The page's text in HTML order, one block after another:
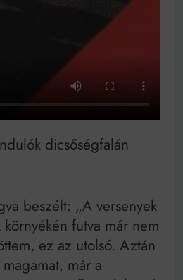
dicsőségfalán
beszélt: „A versenyek
futva már nem
ez az utolsó. Aztán
már a